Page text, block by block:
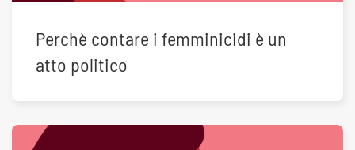
Perchè contare i femminicidi è un
atto politico